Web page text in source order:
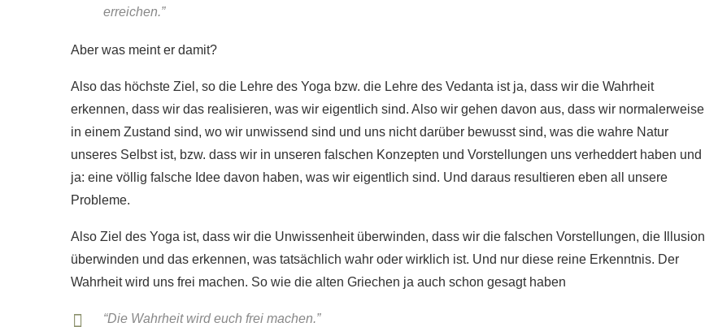
erreichen.”
Aber was meint er damit?
Also das höchste Ziel, so die Lehre des Yoga bzw. die Lehre des Vedanta ist ja, dass wir die Wahrheit
erkennen, dass wir das realisieren, was wir eigentlich sind. Also wir gehen davon aus, dass wir normalerweise
in einem Zustand sind, wo wir unwissend sind und uns nicht darüber bewusst sind, was die wahre Natur
unseres Selbst ist, bzw. dass wir in unseren falschen Konzepten und Vorstellungen uns verheddert haben und
ja: eine völlig falsche Idee davon haben, was wir eigentlich sind. Und daraus resultieren eben all unsere
Probleme.
Also Ziel des Yoga ist, dass wir die Unwissenheit überwinden, dass wir die falschen Vorstellungen, die Illusion
überwinden und das erkennen, was tatsächlich wahr oder wirklich ist. Und nur diese reine Erkenntnis. Der
Wahrheit wird uns frei machen. So wie die alten Griechen ja auch schon gesagt haben
“Die Wahrheit wird euch frei machen.”